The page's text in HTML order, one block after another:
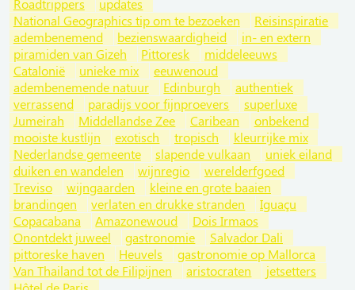
Roadtrippers
updates
National Geographics tip om te bezoeken
Reisinspiratie
adembenemend
bezienswaardigheid
in- en extern
piramiden van Gizeh
Pittoresk
middeleeuws
Catalonië
unieke mix
eeuwenoud
adembenemende natuur
Edinburgh
authentiek
verrassend
paradijs voor fijnproevers
superluxe
Jumeirah
Middellandse Zee Caribean
onbekend
mooiste kustlijn
exotisch tropisch
kleurrijke mix
Nederlandse gemeente
slapende vulkaan
uniek eiland
duiken en wandelen
wijnregio
werelderfgoed
Treviso
wijngaarden
kleine en grote baaien
brandingen
verlaten en drukke stranden
Iguaçu
Copacabana
Amazonewoud
Dois Irmaos
Onontdekt juweel
gastronomie
Salvador Dali
pittoreske haven
Heuvels
gastronomie op Mallorca
Van Thailand tot de Filipijnen
aristocraten
jetsetters